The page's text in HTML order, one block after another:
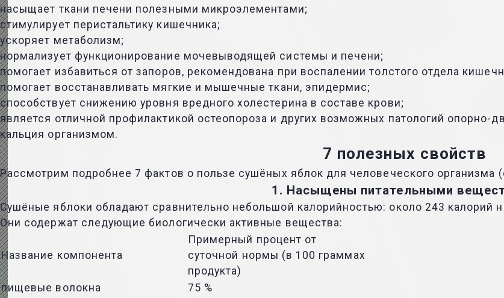
насыщает ткани печени полезными микроэлементами;
стимулирует перистальтику кишечника;
ускоряет метаболизм;
нормализует функционирование мочевыводящей системы и печени;
помогает избавиться от запоров, рекомендована при воспалении толстого отдела
помогает восстанавливать мягкие и мышечные ткани, эпидермис;
способствует снижению уровня вредного холестерина в составе крови;
является отличной профилактикой остеопороза и других возможных патологий опорно-
кальция организмом.
7 полезных свойств
Рассмотрим подробнее 7 фактов о пользе сушёных яблок для человеческого организма
1. Насыщены питательными
Сушёные яблоки обладают сравнительно небольшой калорийностью: около 243 калорий
Они содержат следующие биологически активные вещества:
Название компонента
Примерный процент от
суточной нормы (в 100 граммах
продукта)
пищевые волокна
75 %